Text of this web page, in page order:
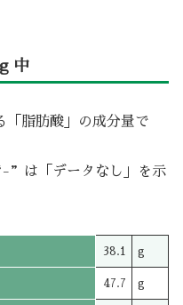
中
「脂肪酸」の成分量で
は「データなし」を示
38.1 g
47.7 g